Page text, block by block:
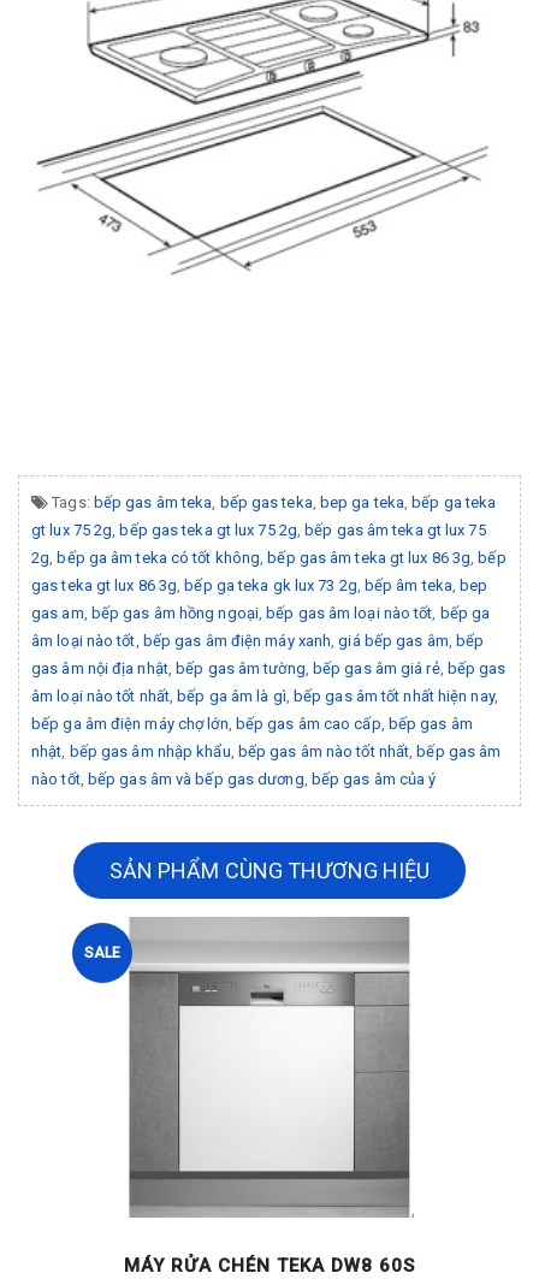
Tags: bếp gas âm teka, bếp gas teka, bep ga teka, bếp ga teka
gt lux 75 2g, bếp gas teka gt lux 75 2g, bếp gas âm teka gt lux 75
2g, bếp ga âm teka có tốt không, bếp gas âm teka gt lux 86 3g, bếp
gas teka gt lux 86 3g, bếp ga teka gk lux 73 2g, bếp âm teka, bep
gas am, bếp gas âm hồng ngoại, bếp gas âm loại nào tốt, bếp ga
âm loại nào tốt, bếp gas âm điện máy xanh,giá bếp gas âm, bếp
gas âm nội địa nhật, bếp gas âm tường, bếp gas âm giá rẻ, bếp gas
âm loại nào tốt nhất, bếp ga âm là gì, bếp gas âm tốt nhất hiện nay,
bếp ga âm điện máy chợ lớn, bếp gas âm cao cấp, bếp gas âm
nhật, bếp gas âm nhập khẩu, bếp gas âm nào tốt nhất, bếp gas âm
nào tốt, bếp gas âm và bếp gas dương, bếp gas âm của ý
SẢN PHẨM CÙNG THƯƠNG HIỆU
SALE
MÁY RỬA CHÉN TEKA DW8 60S